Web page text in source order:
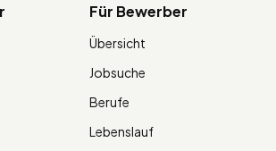
Für Bewerber
Übersicht
Jobsuche
Berufe
Lebenslauf